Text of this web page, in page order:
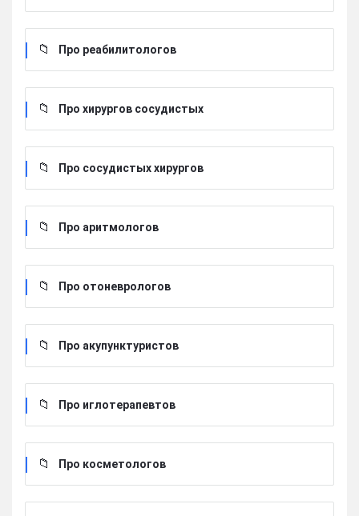
Про реабилитологов
Про хирургов сосудистых
Про сосудистых хирургов
Про аритмологов
Про отоневрологов
Про акупунктуристов
Про иглотерапевтов
Про косметологов